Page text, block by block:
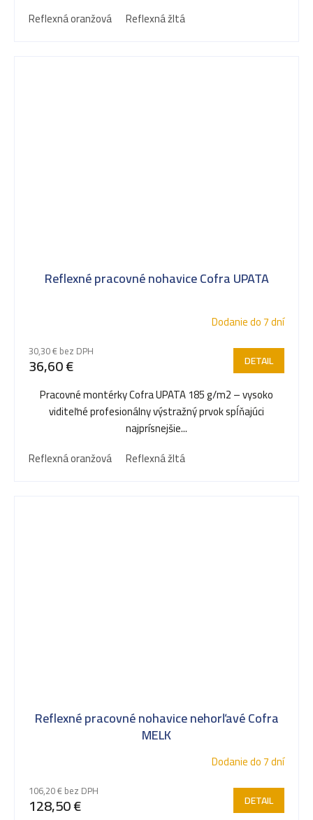
Reflexná oranžová
Reflexná žltá
Reflexné pracovné nohavice Cofra UPATA
Dodanie do 7 dní
30,30 € bez DPH
36,60 € DETAIL
Pracovné montérky Cofra UPATA 185 g/m2 – vysoko
viditeľné profesionálny výstražný prvok spĺňajúci
najprísnejšie...
Reflexná oranžová
Reflexná žltá
Reflexné pracovné nohavice nehorľavé Cofra
MELK
Dodanie do 7 dní
106,20 € bez DPH
128,50 € DETAIL